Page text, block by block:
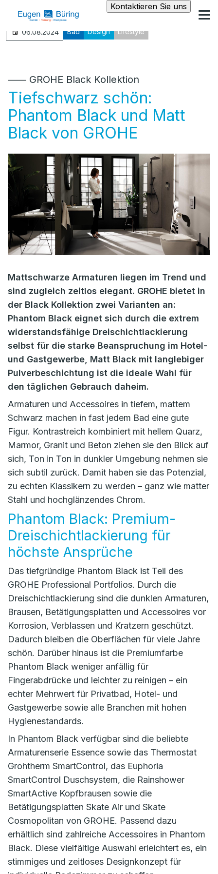
Kontaktieren Sie uns
06.08.2024 Bad Design Lifestyle
⸺ GROHE Black Kollektion
Tiefschwarz schön:
Phantom Black und Matt
Black von GROHE
Mattschwarze Armaturen liegen im Trend und
sind zugleich zeitlos elegant. GROHE bietet in
der Black Kollektion zwei Varianten an:
Phantom Black eignet sich durch die extrem
widerstandsfähige Dreischichtlackierung
selbst für die starke Beanspruchung im Hotel-
und Gastgewerbe, Matt Black mit langlebiger
Pulverbeschichtung ist die ideale Wahl für
den täglichen Gebrauch daheim.
Armaturen und Accessoires in tiefem, mattem
Schwarz machen in fast jedem Bad eine gute
Figur. Kontrastreich kombiniert mit hellem Quarz,
Marmor, Granit und Beton ziehen sie den Blick auf
sich, Ton in Ton in dunkler Umgebung nehmen sie
sich subtil zurück. Damit haben sie das Potenzial,
zu echten Klassikern zu werden – ganz wie matter
Stahl und hochglänzendes Chrom.
Phantom Black: Premium-
Dreischichtlackierung für
höchste Ansprüche
Das tiefgründige Phantom Black ist Teil des
GROHE Professional Portfolios. Durch die
Dreischichtlackierung sind die dunklen Armaturen,
Brausen, Betätigungsplatten und Accessoires vor
Korrosion, Verblassen und Kratzern geschützt.
Dadurch bleiben die Oberflächen für viele Jahre
schön. Darüber hinaus ist die Premiumfarbe
Phantom Black weniger anfällig für
Fingerabdrücke und leichter zu reinigen – ein
echter Mehrwert für Privatbad, Hotel- und
Gastgewerbe sowie alle Branchen mit hohen
Hygienestandards.
In Phantom Black verfügbar sind die beliebte
Armaturenserie Essence sowie das Thermostat
Grohtherm SmartControl, das Euphoria
SmartControl Duschsystem, die Rainshower
SmartActive Kopfbrausen sowie die
Betätigungsplatten Skate Air und Skate
Cosmopolitan von GROHE. Passend dazu
erhältlich sind zahlreiche Accessoires in Phantom
Black. Diese vielfältige Auswahl erleichtert es, ein
stimmiges und zeitloses Designkonzept für